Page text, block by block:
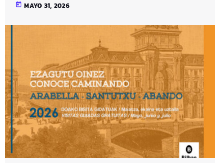
today MAYO 31, 2026